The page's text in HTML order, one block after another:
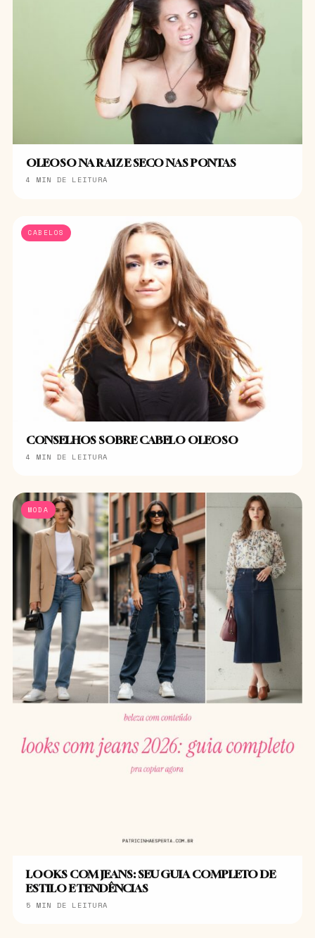
OLEOSO NA RAIZ E SECO NAS PONTAS
4 MIN DE LEITURA
CABELOS
CONSELHOS SOBRE CABELO OLEOSO
4 MIN DE LEITURA
MODA
LOOKS COM JEANS: SEU GUIA COMPLETO DE
ESTILO E TENDÊNCIAS
5 MIN DE LEITURA